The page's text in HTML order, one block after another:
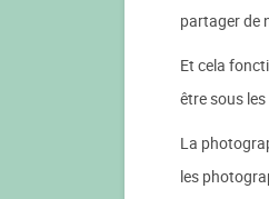
partager de
Et cela
être sous
La
les